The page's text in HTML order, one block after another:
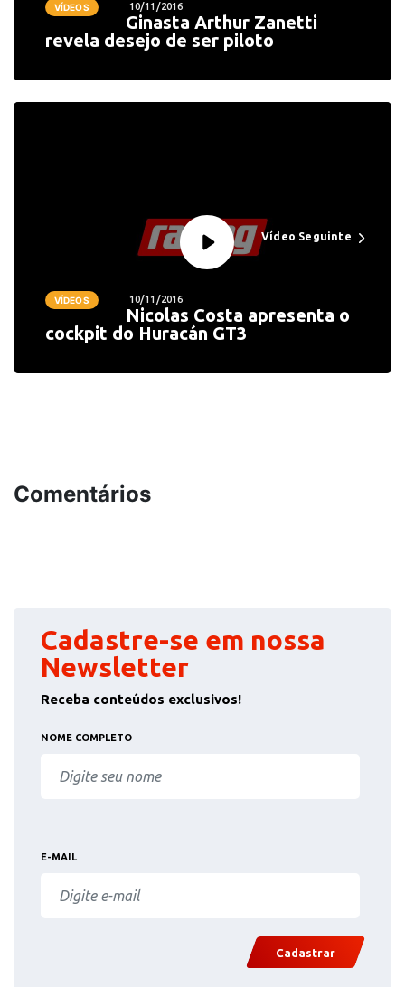
VÍDEOS 10/11/2016
Ginasta Arthur Zanetti
revela desejo de ser piloto
Vídeo Seguinte
VÍDEOS 10/11/2016
Nicolas Costa apresenta o
cockpit do Huracán GT3
Comentários
Cadastre-se em nossa
Newsletter
Receba conteúdos exclusivos!
NOME COMPLETO
E-MAIL
Cadastrar